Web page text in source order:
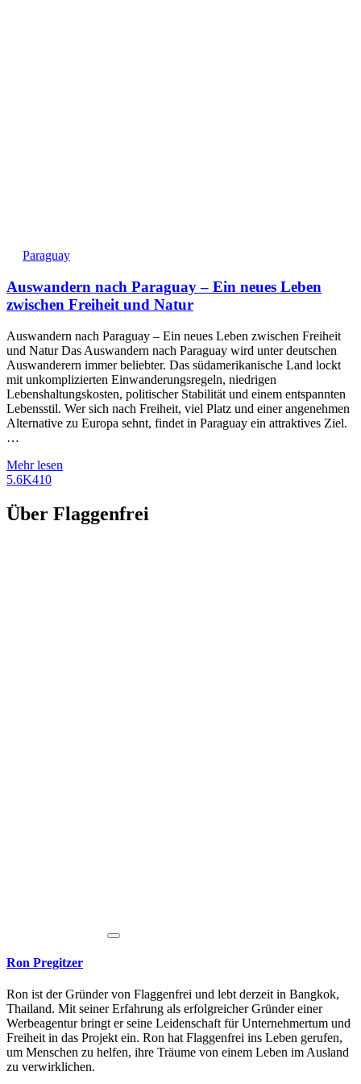
Paraguay
Auswandern nach Paraguay – Ein neues Leben
zwischen Freiheit und Natur
Auswandern nach Paraguay – Ein neues Leben zwischen Freiheit
und Natur Das Auswandern nach Paraguay wird unter deutschen
Auswanderern immer beliebter. Das südamerikanische Land lockt
mit unkomplizierten Einwanderungsregeln, niedrigen
Lebenshaltungskosten, politischer Stabilität und einem entspannten
Lebensstil. Wer sich nach Freiheit, viel Platz und einer angenehmen
Alternative zu Europa sehnt, findet in Paraguay ein attraktives Ziel.
…
Mehr lesen
5.6K410
Über Flaggenfrei
Ron Pregitzer
Ron ist der Gründer von Flaggenfrei und lebt derzeit in Bangkok,
Thailand. Mit seiner Erfahrung als erfolgreicher Gründer einer
Werbeagentur bringt er seine Leidenschaft für Unternehmertum und
Freiheit in das Projekt ein. Ron hat Flaggenfrei ins Leben gerufen,
um Menschen zu helfen, ihre Träume von einem Leben im Ausland
zu verwirklichen.